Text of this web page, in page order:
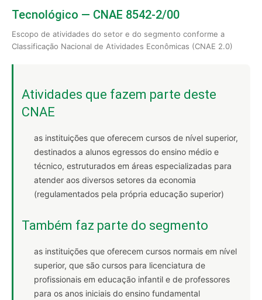
Tecnológico — CNAE 8542-2/00
Escopo de atividades do setor e do segmento conforme a
Classificação Nacional de Atividades Econômicas (CNAE 2.0)
Atividades que fazem parte deste
CNAE
as instituições que oferecem cursos de nível superior,
destinados a alunos egressos do ensino médio e
técnico, estruturados em áreas especializadas para
atender aos diversos setores da economia
(regulamentados pela própria educação superior)
Também faz parte do segmento
as instituições que oferecem cursos normais em nível
superior, que são cursos para licenciatura de
profissionais em educação infantil e de professores
para os anos iniciais do ensino fundamental